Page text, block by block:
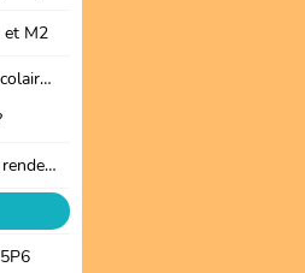
et M2
Le Plan de Déplacement Scolaire ( P.D.S)
Comment les élèves se rendent-ils à l'école ?